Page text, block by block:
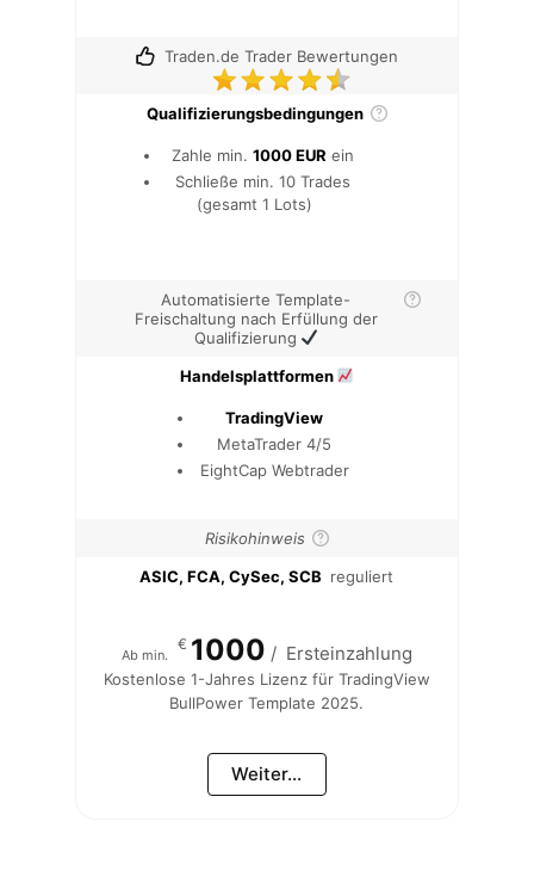
Traden.de Trader Bewertungen
Qualifizierungsbedingungen
Zahle min. 1000 EUR ein
Schließe min. 10 Trades
(gesamt 1 Lots)
Automatisierte Template-
Freischaltung nach Erfüllung der
Qualifizierung
Handelsplattformen
TradingView
MetaTrader 4/5
EightCap Webtrader
Risikohinweis
ASIC, FCA, CySec, SCB reguliert
Ab min.
€ 1000 / Ersteinzahlung
Kostenlose 1-Jahres Lizenz für TradingView
BullPower Template 2025.
Weiter...